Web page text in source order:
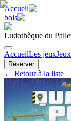
Accueil
bois
Ludothèque du
AccueilLes jeux
Réserver
← Retour à la liste